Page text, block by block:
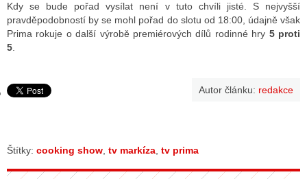
DISKUTÉRA NA RADIOTV
Kdy se bude pořad vysílat není v tuto chvíli jisté. S nejvyšší
pravděpodobností by se mohl pořad do slotu od 18:00, údajně však
Prima rokuje o další výrobě premiérových dílů rodinné hry 5 proti
5
Autor článku: redakce
Štítky: cooking show tv markíza tv prima